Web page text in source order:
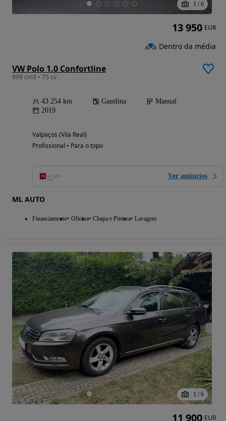
1 / 6
VW Polo 1.0 Confortline
999 cm3 • 75 cv
43 254 km Gasolina
Manual
2019
Valpaços (Vila Real)
Profissional • Para o topo
Ver anúncios
ML AUTO
Financiamento Oficina Chapa e Pintura Lavagem
13 950 EUR
Dentro da média
1 / 6
11 900 EUR